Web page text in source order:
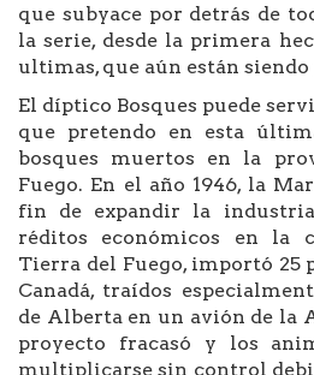
que subyace por detrás de
la serie, desde la primera
ultimas, que aún están
El díptico Bosques puede
que pretendo en esta
bosques muertos en la
Fuego. En el año 1946, la
fin de expandir la
réditos económicos en la
Tierra del Fuego, importó 25
Canadá, traídos
de Alberta en un avión de la
proyecto fracasó y los
multiplicarse sin control